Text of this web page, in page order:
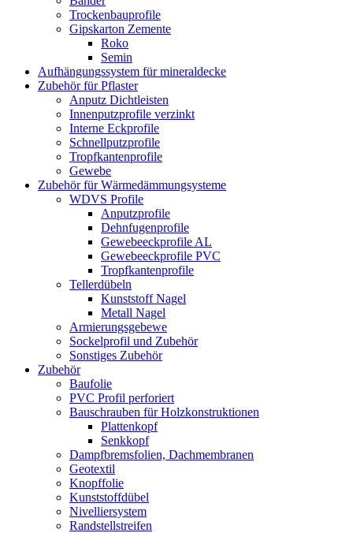
Trockenbauprofile
Gipskarton Zemente
Roko
Semin
Aufhängungssystem für mineraldecke
Zubehör für Pflaster
Anputz Dichtleisten
Innenputzprofile verzinkt
Interne Eckprofile
Schnellputzprofile
Tropfkantenprofile
Gewebe
Zubehör für Wärmedämmungsysteme
WDVS Profile
Anputzprofile
Dehnfugenprofile
Gewebeeckprofile AL
Gewebeeckprofile PVC
Tropfkantenprofile
Tellerdübeln
Kunststoff Nagel
Metall Nagel
Armierungsgebewe
Sockelprofil und Zubehör
Sonstiges Zubehör
Zubehör
Baufolie
PVC Profil perforiert
Bauschrauben für Holzkonstruktionen
Plattenkopf
Senkkopf
Dampfbremsfolien, Dachmembranen
Geotextil
Knopffolie
Kunststoffdübel
Nivelliersystem
Randstellstreifen